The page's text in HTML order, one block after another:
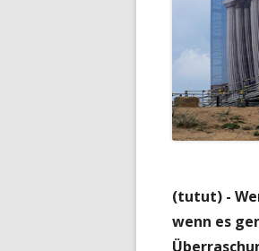
(tutut) -
wenn es